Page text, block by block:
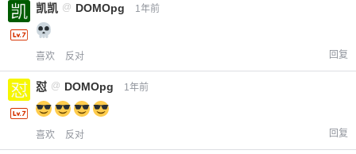
凯凯 @ DOMOpg 1年前
喜欢 反对 回复
怼 @ DOMOpg 1年前
喜欢 反对 回复